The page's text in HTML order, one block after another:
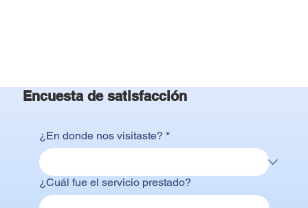
Encuesta de satisfacción
¿En donde nos visitaste? *
¿Cuál fue el servicio prestado?